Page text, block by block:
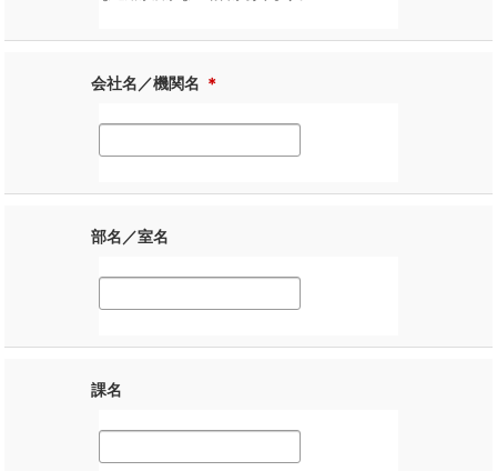
会社名／機関名 ＊
部名／室名
課名